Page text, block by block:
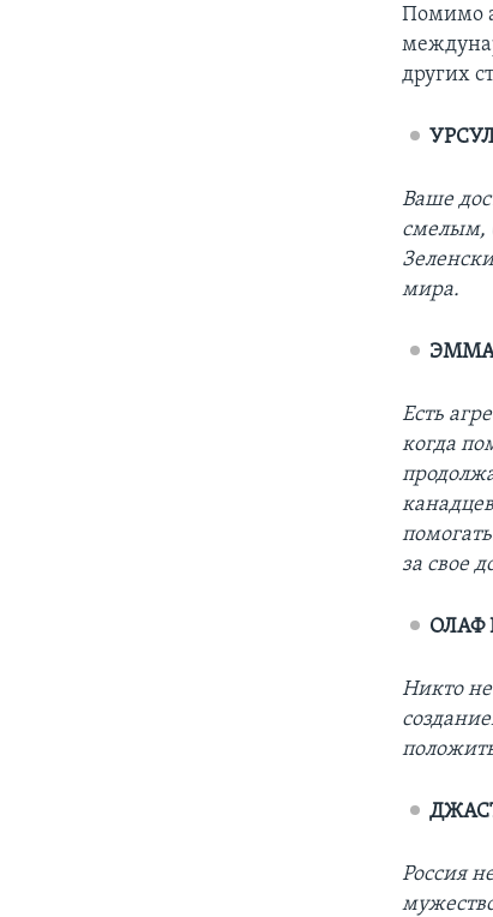
Помимо
других
Ваше
смелым,
мира.
Есть
когда
за свое
ОЛАФ
Никто
Россия